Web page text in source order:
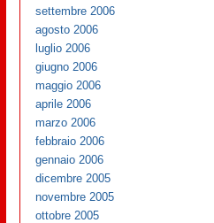
settembre 2006
agosto 2006
luglio 2006
giugno 2006
maggio 2006
aprile 2006
marzo 2006
febbraio 2006
gennaio 2006
dicembre 2005
novembre 2005
ottobre 2005